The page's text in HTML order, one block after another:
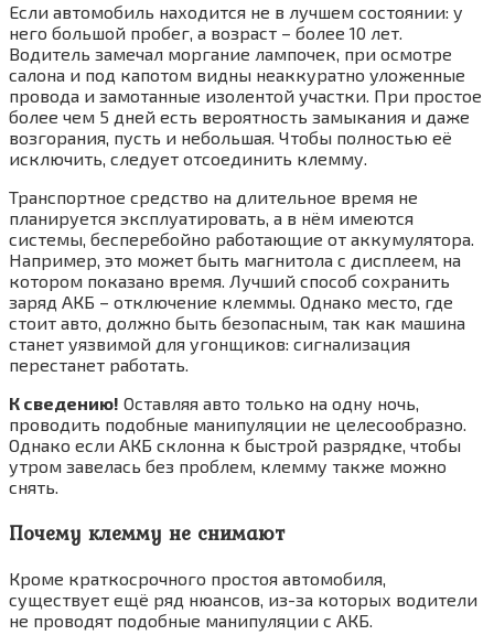
Если автомобиль находится не в лучшем состоянии: у
него большой пробег, а возраст – более 10 лет.
Водитель замечал моргание лампочек, при осмотре
салона и под капотом видны неаккуратно уложенные
провода и замотанные изолентой участки. При простое
более чем 5 дней есть вероятность замыкания и даже
возгорания, пусть и небольшая. Чтобы полностью её
исключить, следует отсоединить клемму.
Транспортное средство на длительное время не
планируется эксплуатировать, а в нём имеются
системы, бесперебойно работающие от аккумулятора.
Например, это может быть магнитола с дисплеем, на
котором показано время. Лучший способ сохранить
заряд АКБ – отключение клеммы. Однако место, где
стоит авто, должно быть безопасным, так как машина
станет уязвимой для угонщиков: сигнализация
перестанет работать.
К сведению! Оставляя авто только на одну ночь,
проводить подобные манипуляции не целесообразно.
Однако если АКБ склонна к быстрой разрядке, чтобы
утром завелась без проблем, клемму также можно
снять.
Почему клемму не снимают
Кроме краткосрочного простоя автомобиля,
существует ещё ряд нюансов, из-за которых водители
не проводят подобные манипуляции с АКБ.